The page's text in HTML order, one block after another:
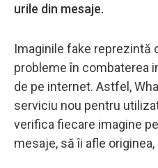
urile din mesaje.
Imaginile fake reprezintă
probleme în combaterea
de pe internet. Astfel,
serviciu nou pentru
verifica fiecare imagine
mesaje, să îi afle